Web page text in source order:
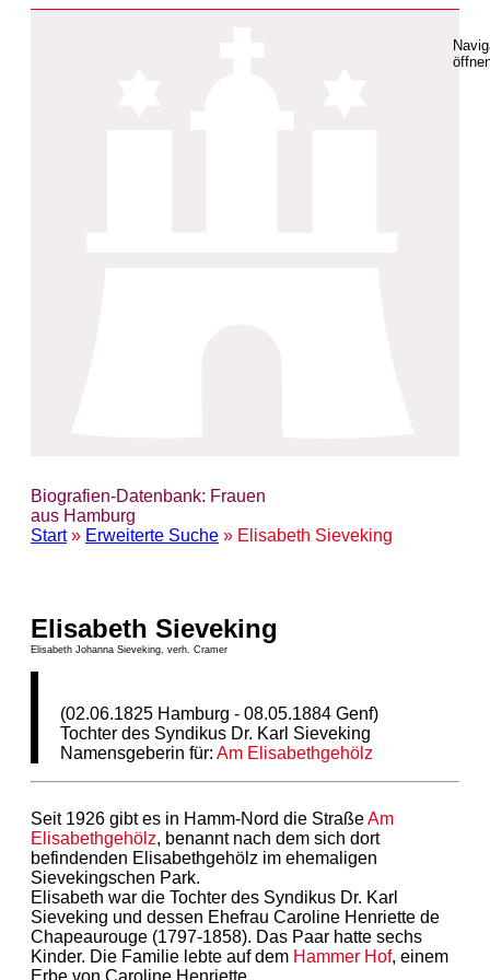
Biografien-Datenbank: Frauen
aus Hamburg
Start» Erweiterte Suche » Elisabeth Sieveking
Elisabeth Sieveking
Elisabeth Johanna Sieveking, verh. Cramer
(02.06.1825 Hamburg - 08.05.1884 Genf)
Tochter des Syndikus Dr. Karl Sieveking
Namensgeberin für:Am Elisabethgehölz
Seit 1926 gibt es in Hamm-Nord die StraßeAm
Elisabethgehölz, benannt nach dem sich dort
befindenden Elisabethgehölz im ehemaligen
Sievekingschen Park.
Elisabeth war die Tochter des Syndikus Dr. Karl
Sieveking und dessen Ehefrau Caroline Henriette de
Chapeaurouge (1797-1858). Das Paar hatte sechs
Kinder. Die Familie lebte auf dem Hammer Hof, einem
Erbe von Caroline Henriette.